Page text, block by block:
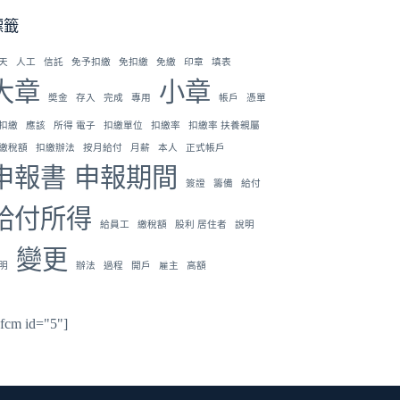
籤
人工 信託 免予扣繳 免扣繳 免繳 印章 填表
章 奬金 存入 完成 專用 小章 帳戶 憑單
繳 應該 所得 電子 扣繳單位 扣繳率 扣繳率 扶養親屬
稅額 扣繳辦法 按月給付 月薪 本人 正式帳戶
報書 申報期間 簽證 籌備 給付
付所得 給員工 繳稅額 股利 居住者 說明
變更 辦法 過程 開戶 雇主 高額
id="5"]